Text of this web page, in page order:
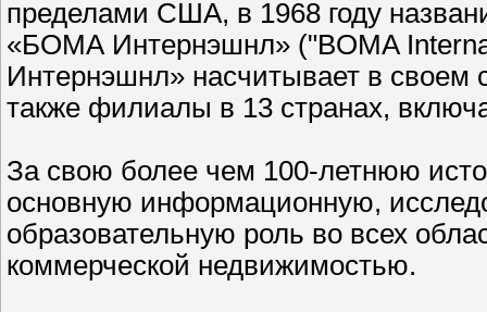
пределами США, в 1968 году
«БОМА Интернэшнл» ("BOMA
Интернэшнл» насчитывает в своем
также филиалы в 13 странах,
За свою более чем 100-летнюю
основную информационную,
образовательную роль во всех
коммерческой недвижимостью.